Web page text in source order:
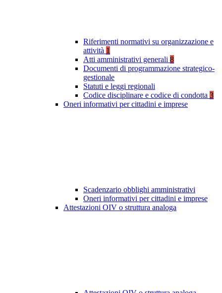
Riferimenti normativi su organizzazione e
attività 1
Atti amministrativi generali 8
Documenti di programmazione strategico-
gestionale
Statuti e leggi regionali
Codice disciplinare e codice di condotta 3
Oneri informativi per cittadini e imprese
Scadenzario obblighi amministrativi
Oneri informativi per cittadini e imprese
Attestazioni OIV o struttura analoga